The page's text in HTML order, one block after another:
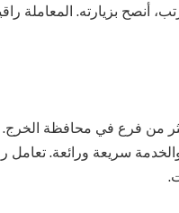
أنصح بزيارته. المعاملة
من فرع في محافظة الخرج.
سريعة ورائعة.